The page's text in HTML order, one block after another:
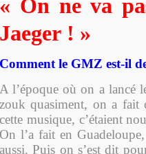
« On ne va
Jaeger ! »
Comment le GMZ est-il
A l’époque où on a lancé
zouk quasiment, on a fait
cette musique, c’étaient
On l’a fait en
aussi. Puis on s’est dit